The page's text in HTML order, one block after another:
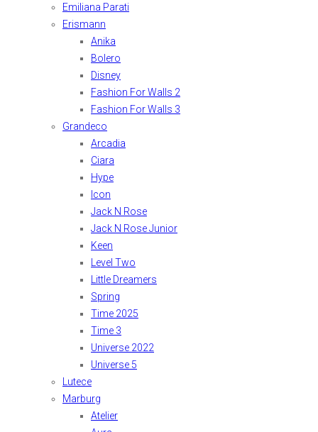
Emiliana Parati
Erismann
Anika
Bolero
Disney
Fashion For Walls 2
Fashion For Walls 3
Grandeco
Arcadia
Ciara
Hype
Icon
Jack N Rose
Jack N Rose Junior
Keen
Level Two
Little Dreamers
Spring
Time 2025
Time 3
Universe 2022
Universe 5
Lutece
Marburg
Atelier